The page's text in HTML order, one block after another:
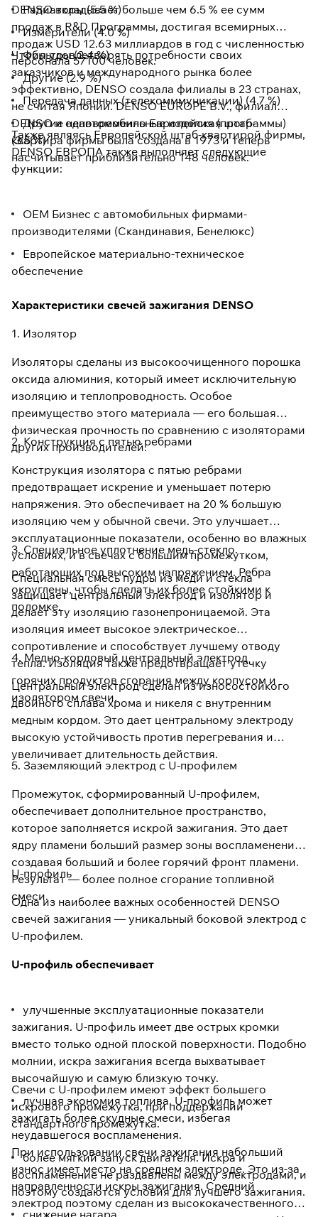
Радиаторы (5.5 %)
Измерители (4.0 %)
Фильтры (2.4 %)
Другие (2.9 %)
Передача данных (телекомммуникации) (4.7 %)
Другие неавтомобильные изделия (программы)
(3.5 %)
DENSO вкладывает больше чем 6.5 % ее сумм
продаж в R&D Программы, достигая всемирных
продаж USD 12.63 миллиардов в год с численностью
персонала 57100 человек.
Чтобы удовлетворять потребности своих
заказчиков и международного рынка более
эффективно, DENSO создала филиалы в 23 странах,
не считая Японии. DENSO EUROPE B.V., филиал
DENSO и одновременно Европейская штаб-
квартира фирмы была создана в 1973 и теперь
насчитывает приблизительно 148 человек.
Также являясь Европейской штаб-квартирой фирмы,
DENSO ЕВРОПА также выполняет следующие
функции:
OEM Бизнес с автомобильных фирмами-
производителями (Скандинавия, Бенелюкс)
Европейское материально-техническое
обеспечение
Характеристики свечей зажигания DENSO
1. Изолятор
Изоляторы сделаны из высокоочищенного порошка
оксида алюминия, который имеет исключительную
изоляцию и теплопроводность. Особое
преимущество этого материала — его большая
физическая прочность по сравнению с изоляторами
других производителей.
2. Конструкция с пятью ребрами
Конструкция изолятора с пятью ребрами
предотвращает искрение и уменьшает потерю
напряжения. Это обеспечивает на 20 % большую
изоляцию чем у обычной свечи. Это улучшает
эксплуатационные показатели, особенно во влажных
условиях, и в свечах с большим промежутком,
работающих под высоким напряжением. Ребра
округлены, чтобы сделать их более стойкими к
поломке.
3. Специальное уплотнение медь-стекло.
Специальная смесь пудры из меди и стекла
защищает центральный электрод и изолятор и
делает эту изоляцию газонепроницаемой. Эта
изоляция имеет высокое электрическое
сопротивление и способствует лучшему отводу
тепла. Изоляция также предотвращает утечку
горячих продуктов сгорания между корпусом и
изолятором свечи.
4. Медно-кордовый центральный электрод
Центральный электрод сделан из износостойкого
двойного сплава хрома и никеля с внутренним
медным кордом. Это дает центральному электроду
высокую устойчивость против перегревания и
увеличивает длительность действия.
5. Заземляющий электрод с U-профилем
Промежуток, сформированный U-профилем,
обеспечивает дополнительное пространство,
которое заполняется искрой зажигания. Это дает
ядру пламени больший размер зоны воспламенения,
создавая больший и более горячий фронт пламени.
Результат — более полное сгорание топливной
смеси.
U-профиль
Одна из наиболее важных особенностей DENSO
свечей зажигания — уникальный боковой электрод с
U-профилем.
U-профиль обеспечивает
улучшенные эксплуатационные показатели
зажигания. U-профиль имеет две острых кромки
вместо только одной плоской поверхности. Подобно
молнии, искра зажигания всегда выхватывает
высочайшую и самую близкую точку.
лучшая экономия топлива. U-профиль может
зажигать более скудные смеси, избегая
неудавшегося воспламенения.
более мягкий запуск двигателя. Искра и
воспламенение не раздавлены между электродами, и
поэтому создаются условия для лучшего зажигания.
снижение нагара
Свечи с U-профилем имеют эффект большего
искрового промежутка, при поддержании
стандартного промежутка.
При использовании свечи зажигания набольший
износ имеет место на среднем электроде. Это из-за
направленности искры зажигания. Средний
электрод поэтому сделан из высококачественного